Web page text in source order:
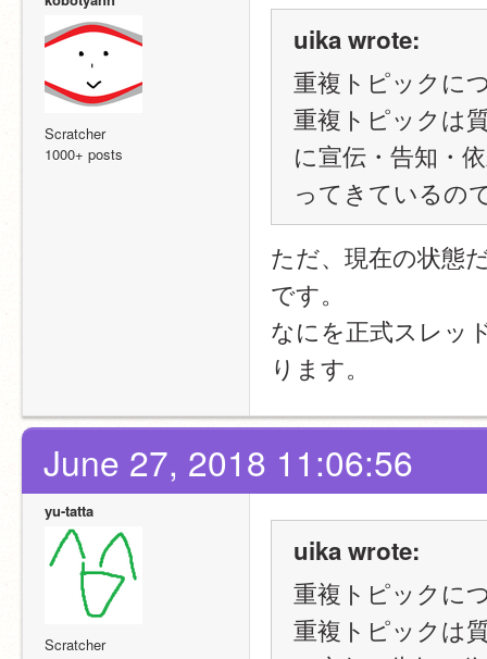
Scratcher
1000+ posts
uika wrote:
重複トピックに
重複トピックは
に宣伝・告知・
ってきているの
ただ、現在の状態
です。
なにを正式スレッ
ります。
June 27, 2018 11:06:56
yu-tatta
Scratcher
uika wrote:
重複トピックに
重複トピックは